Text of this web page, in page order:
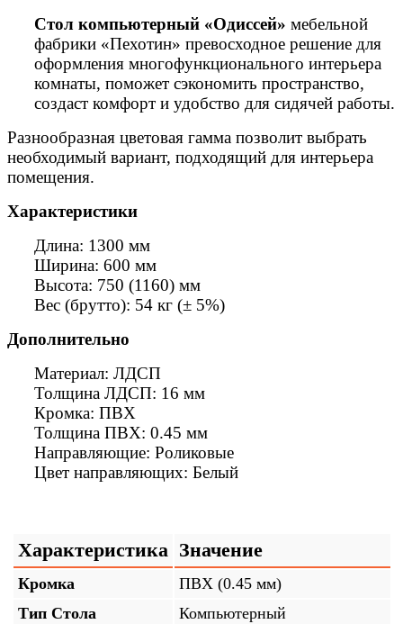
Стол компьютерный «Одиссей» мебельной
фабрики «Пехотин» превосходное решение для
оформления многофункционального интерьера
комнаты, поможет сэкономить пространство,
создаст комфорт и удобство для сидячей работы.
Разнообразная цветовая гамма позволит выбрать
необходимый вариант, подходящий для интерьера
помещения.
Характеристики
Длина: 1300 мм
Ширина: 600 мм
Высота: 750 (1160) мм
Вес (брутто): 54 кг (± 5%)
Дополнительно
Материал: ЛДСП
Толщина ЛДСП: 16 мм
Кромка: ПВХ
Толщина ПВХ: 0.45 мм
Направляющие: Роликовые
Цвет направляющих: Белый
Характеристика Значение
Кромка
ПВХ (0.45 мм)
Тип Стола
Компьютерный